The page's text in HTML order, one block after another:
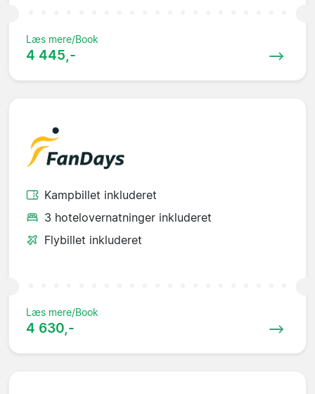
Læs mere/Book
4 445,-
Kampbillet inkluderet
3 hotelovernatninger inkluderet
Flybillet inkluderet
Læs mere/Book
4 630,-